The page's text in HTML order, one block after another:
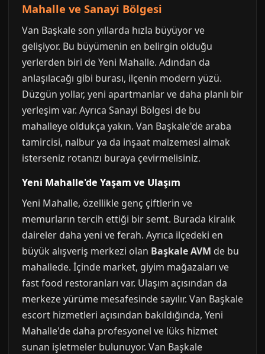
Mahalle ve Sanayi Bölgesi
Van Başkale son yıllarda hızla büyüyor ve
gelişiyor. Bu büyümenin en belirgin olduğu
yerlerden biri de Yeni Mahalle. Adından da
anlaşılacağı gibi burası, ilçenin modern yüzü.
Düzgün yollar, yeni apartmanlar ve daha planlı bir
yerleşim var. Ayrıca Sanayi Bölgesi de bu
mahalleye oldukça yakın. Van Başkale'de araba
tamircisi, nalbur ya da inşaat malzemesi almak
isterseniz rotanızı buraya çevirmelisiniz.
Yeni Mahalle'de Yaşam ve Ulaşım
Yeni Mahalle, özellikle genç çiftlerin ve
memurların tercih ettiği bir semt. Burada kiralık
daireler daha yeni ve ferah. Ayrıca ilçedeki en
büyük alışveriş merkezi olan Başkale AVM de bu
mahallede. İçinde market, giyim mağazaları ve
fast food restoranları var. Ulaşım açısından da
merkeze yürüme mesafesinde sayılır. Van Başkale
escort hizmetleri açısından bakıldığında, Yeni
Mahalle'de daha profesyonel ve lüks hizmet
sunan işletmeler bulunuyor. Van Başkale